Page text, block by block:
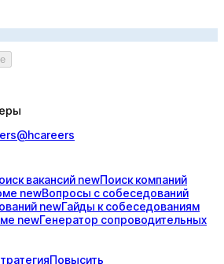
@hcareers
вакансий newПоисккомпаний
newВопросы с собеседований
newГайды ксобеседованиям
newГенератор сопроводительных
Повысить